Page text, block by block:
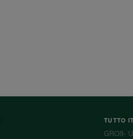
TUTTO
GROß-